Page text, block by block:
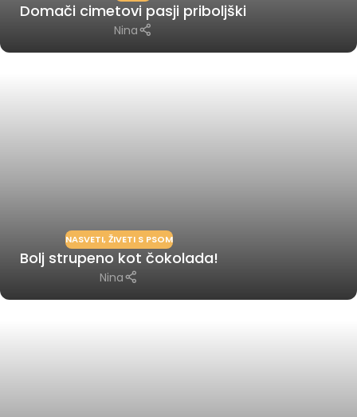
Domači cimetovi pasji priboljški
Nina
NASVETI,ŽIVETI S PSOM
Bolj strupeno kot čokolada!
Nina